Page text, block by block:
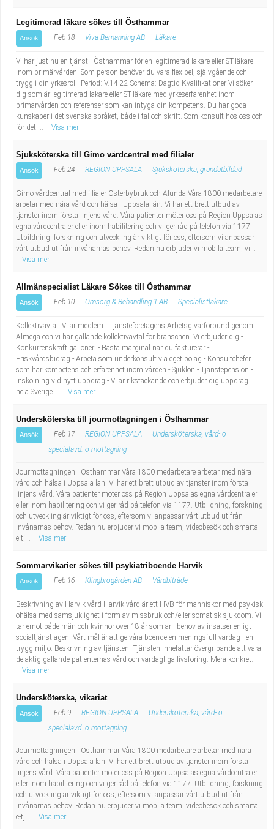
Legitimerad läkare sökes till Östhammar
Ansök Feb 18 Viva Bemanning AB Läkare
Vi har just nu en tjänst i Östhammar för en legitimerad läkare eller ST-läkare
inom primärvården! Som person behöver du vara flexibel, självgående och
trygg i din yrkesroll. Period: V.14-22 Schema: Dagtid Kvalifikationer Vi söker
dig som är legitimerad läkare eller ST-läkare med yrkeserfarenhet inom
primärvården och referenser som kan intyga din kompetens. Du har goda
kunskaper i det svenska språket, både i tal och skrift. Som konsult hos oss och
för det ...
Visa mer
Sjuksköterska till Gimo vårdcentral med filialer
Ansök Feb 24 REGION UPPSALA Sjuksköterska, grundutbildad
Gimo vårdcentral med filialer Österbybruk och Alunda Våra 1800 medarbetare
arbetar med nära vård och hälsa i Uppsala län. Vi har ett brett utbud av
tjänster inom första linjens vård. Våra patienter möter oss på Region Uppsalas
egna vårdcentraler eller inom habilitering och vi ger råd på telefon via 1177.
Utbildning, forskning och utveckling är viktigt för oss, eftersom vi anpassar
vårt utbud utifrån invånarnas behov. Redan nu erbjuder vi mobila team, vi...
Visa mer
Allmänspecialist Läkare Sökes till Östhammar
Ansök Feb 10 Omsorg & Behandling 1 AB Specialistläkare
Kollektivavtal: Vi är medlem i Tjänsteföretagens Arbetsgivarförbund genom
Almega och vi har gällande kollektivavtal för branschen. Vi erbjuder dig:-
Konkurrenskraftiga löner - Bästa marginal när du fakturerar -
Friskvårdsbidrag - Arbeta som underkonsult via eget bolag - Konsultchefer
som har kompetens och erfarenhet inom vården - Sjuklön - Tjänstepension -
Inskolning vid nytt uppdrag - Vi är rikstäckande och erbjuder dig uppdrag i
hela Sverige ...
Visa mer
Undersköterska till jourmottagningen i Östhammar
Ansök Feb 17 REGION UPPSALA
Undersköterska, vård- o
specialavd. o mottagning
Jourmottagningen i Östhammar Våra 1800 medarbetare arbetar med nära
vård och hälsa i Uppsala län. Vi har ett brett utbud av tjänster inom första
linjens vård. Våra patienter möter oss på Region Uppsalas egna vårdcentraler
eller inom habilitering och vi ger råd på telefon via 1177. Utbildning, forskning
och utveckling är viktigt för oss, eftersom vi anpassar vårt utbud utifrån
invånarnas behov. Redan nu erbjuder vi mobila team, videobesök och smarta
e-tj...
Visa mer
Sommarvikarier sökes till psykiatriboende Harvik
Ansök Feb 16 Klingbrogården AB Vårdbiträde
Beskrivning av Harvik vård Harvik vård är ett HVB för människor med psykisk
ohälsa med samsjuklighet i form av missbruk och/eller somatisk sjukdom. Vi
tar emot både män och kvinnor över 18 år som är i behov av insatser enligt
socialtjänstlagen. Vårt mål är att ge våra boende en meningsfull vardag i en
trygg miljö. Beskrivning av tjänsten. Tjänsten innefattar övergripande att vara
delaktig gällande patienternas vård och vardagliga livsföring. Mera konkret...
Visa mer
Undersköterska, vikariat
Ansök Feb 9 REGION UPPSALA
Undersköterska, vård- o
specialavd. o mottagning
Jourmottagningen i Östhammar Våra 1800 medarbetare arbetar med nära
vård och hälsa i Uppsala län. Vi har ett brett utbud av tjänster inom första
linjens vård. Våra patienter möter oss på Region Uppsalas egna vårdcentraler
eller inom habilitering och vi ger råd på telefon via 1177. Utbildning, forskning
och utveckling är viktigt för oss, eftersom vi anpassar vårt utbud utifrån
invånarnas behov. Redan nu erbjuder vi mobila team, videobesök och smarta
e-tj...
Visa mer